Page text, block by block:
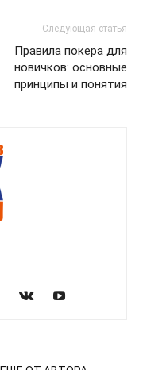
Следующая статья
Правила покера для
новичков: основные
принципы и понятия